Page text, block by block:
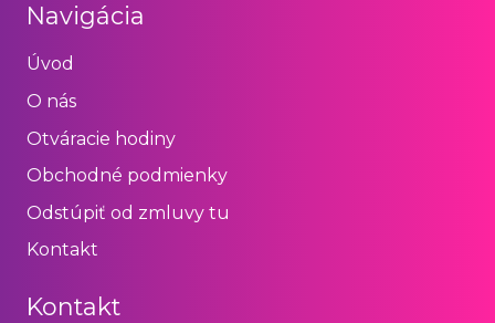
Navigácia
Úvod
O nás
Otváracie hodiny
Obchodné podmienky
Odstúpiť od zmluvy tu
Kontakt
Kontakt